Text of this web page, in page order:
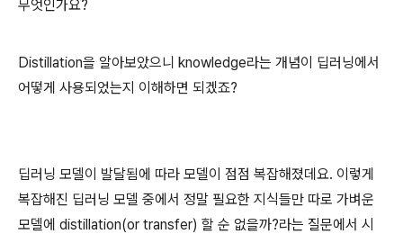
무엇인가요?
Distillation을 알아보았으니 knowledge라는 개념이 딥러닝에서
어떻게 사용되었는지 이해하면 되겠죠?
딥러닝 모델이 발달됨에 따라 모델이 점점 복잡해졌데요. 이렇게
복잡해진 딥러닝 모델 중에서 정말 필요한 지식들만 따로 가벼운
모델에 distillation(or transfer) 할 순 없을까?라는 질문에서 시